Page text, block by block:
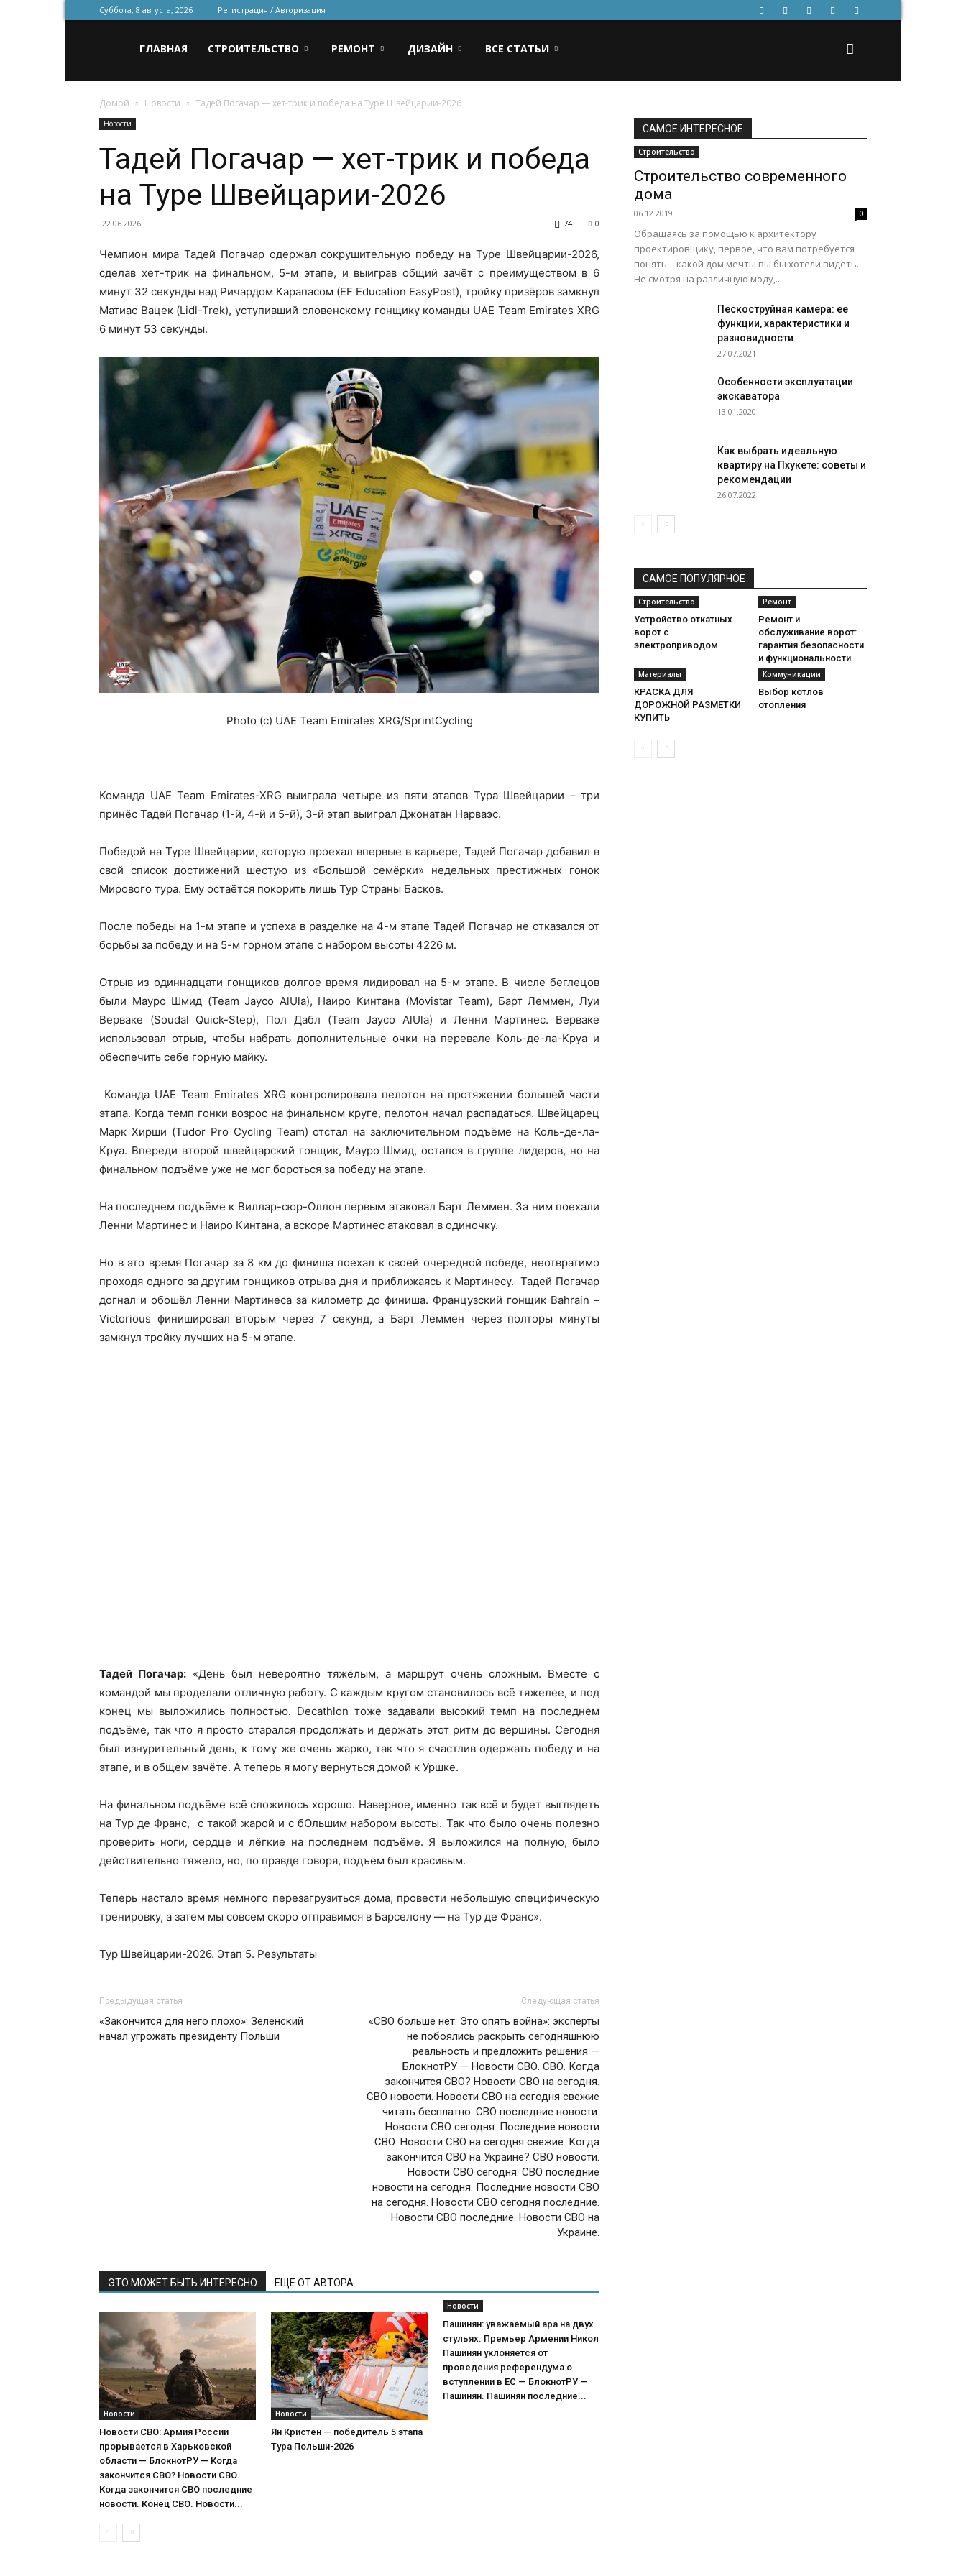
Суббота, 8 августа, 2026 Регистрация / Авторизация
для
строительства
и
ремонта
ГЛАВНАЯ СТРОИТЕЛЬСТВО РЕМОНТ ДИЗАЙН ВСЕ СТАТЬИ
Домой Новости Тадей Погачар — хет-трик и победа на Туре Швейцарии-2026
Новости
Тадей Погачар — хет-трик и победа
на Туре Швейцарии-2026
22.06.2026 0
74
Чемпион мира Тадей Погачар одержал сокрушительную победу на Туре Швейцарии-2026,
сделав хет-трик на финальном, 5-м этапе, и выиграв общий зачёт с преимуществом в 6
минут 32 секунды над Ричардом Карапасом (EF Education EasyPost), тройку призёров замкнул
Матиас Вацек (Lidl-Trek), уступивший словенскому гонщику команды UAE Team Emirates XRG
6 минут 53 секунды.
Photo (c) UAE Team Emirates XRG/SprintCycling
Команда UAE Team Emirates-XRG выиграла четыре из пяти этапов Тура Швейцарии – три
принёс Тадей Погачар (1-й, 4-й и 5-й), 3-й этап выиграл Джонатан Нарваэс.
Победой на Туре Швейцарии, которую проехал впервые в карьере, Тадей Погачар добавил в
свой список достижений шестую из «Большой семёрки» недельных престижных гонок
Мирового тура. Ему остаётся покорить лишь Тур Страны Басков.
После победы на 1-м этапе и успеха в разделке на 4-м этапе Тадей Погачар не отказался от
борьбы за победу и на 5-м горном этапе с набором высоты 4226 м.
Отрыв из одиннадцати гонщиков долгое время лидировал на 5-м этапе. В числе беглецов
были Мауро Шмид (Team Jayco AlUla), Наиро Кинтана (Movistar Team), Барт Леммен, Луи
Верваке (Soudal Quick-Step), Пол Дабл (Team Jayco AlUla) и Ленни Мартинес. Верваке
использовал отрыв, чтобы набрать дополнительные очки на перевале Коль-де-ла-Круа и
обеспечить себе горную майку.
Команда UAE Team Emirates XRG контролировала пелотон на протяжении большей части
этапа. Когда темп гонки возрос на финальном круге, пелотон начал распадаться. Швейцарец
Марк Хирши (Tudor Pro Cycling Team) отстал на заключительном подъёме на Коль-де-ла-
Круа. Впереди второй швейцарский гонщик, Мауро Шмид, остался в группе лидеров, но на
финальном подъёме уже не мог бороться за победу на этапе.
На последнем подъёме к Виллар-сюр-Оллон первым атаковал Барт Леммен. За ним поехали
Ленни Мартинес и Наиро Кинтана, а вскоре Мартинес атаковал в одиночку.
Но в это время Погачар за 8 км до финиша поехал к своей очередной победе, неотвратимо
проходя одного за другим гонщиков отрыва дня и приближаясь к Мартинесу. Тадей Погачар
догнал и обошёл Ленни Мартинеса за километр до финиша. Французский гонщик Bahrain –
Victorious финишировал вторым через 7 секунд, а Барт Леммен через полторы минуты
замкнул тройку лучших на 5-м этапе.
Тадей Погачар: «День был невероятно тяжёлым, а маршрут очень сложным. Вместе с
командой мы проделали отличную работу. С каждым кругом становилось всё тяжелее, и под
конец мы выложились полностью. Decathlon тоже задавали высокий темп на последнем
подъёме, так что я просто старался продолжать и держать этот ритм до вершины. Сегодня
был изнурительный день, к тому же очень жарко, так что я счастлив одержать победу и на
этапе, и в общем зачёте. А теперь я могу вернуться домой к Уршке.
На финальном подъёме всё сложилось хорошо. Наверное, именно так всё и будет выглядеть
на Тур де Франс, с такой жарой и с бОльшим набором высоты. Так что было очень полезно
проверить ноги, сердце и лёгкие на последнем подъёме. Я выложился на полную, было
действительно тяжело, но, по правде говоря, подъём был красивым.
Теперь настало время немного перезагрузиться дома, провести небольшую специфическую
тренировку, а затем мы совсем скоро отправимся в Барселону — на Тур де Франс».
Тур Швейцарии-2026. Этап 5. Результаты
Предыдущая статья
«Закончится для него плохо»: Зеленский
начал угрожать президенту Польши
Следующая статья
«СВО больше нет. Это опять война»: эксперты
не побоялись раскрыть сегодняшнюю
реальность и предложить решения —
БлокнотРУ — Новости СВО. СВО. Когда
закончится СВО? Новости СВО на сегодня.
СВО новости. Новости СВО на сегодня свежие
читать бесплатно. СВО последние новости.
Новости СВО сегодня. Последние новости
СВО. Новости СВО на сегодня свежие. Когда
закончится СВО на Украине? СВО новости.
Новости СВО сегодня. СВО последние
новости на сегодня. Последние новости СВО
на сегодня. Новости СВО сегодня последние.
Новости СВО последние. Новости СВО на
Украине.
ЭТО МОЖЕТ БЫТЬ ИНТЕРЕСНО ЕЩЕ ОТ АВТОРА
Новости
Новости СВО: Армия России
прорывается в Харьковской
области — БлокнотРУ — Когда
закончится СВО? Новости СВО.
Когда закончится СВО последние
новости. Конец СВО. Новости...
Новости
Ян Кристен — победитель 5 этапа
Тура Польши-2026
Новости
Пашинян: уважаемый ара на двух
стульях. Премьер Армении Никол
Пашинян уклоняется от
проведения референдума о
вступлении в ЕС — БлокнотРУ —
Пашинян. Пашинян последние...
САМОЕ ИНТЕРЕСНОЕ
Строительство
Строительство современного
дома
06.12.2019 0
Обращаясь за помощью к архитектору
проектировщику, первое, что вам потребуется
понять – какой дом мечты вы бы хотели видеть.
Не смотря на различную моду,...
Пескоструйная камера: ее
функции, характеристики и
разновидности
27.07.2021
Особенности эксплуатации
экскаватора
13.01.2020
Как выбрать идеальную
квартиру на Пхукете: советы и
рекомендации
26.07.2022
САМОЕ ПОПУЛЯРНОЕ
Строительство
Устройство откатных
ворот с
электроприводом
Ремонт
Ремонт и
обслуживание ворот:
гарантия безопасности
и функциональности
Материалы
КРАСКА ДЛЯ
ДОРОЖНОЙ РАЗМЕТКИ
КУПИТЬ
Коммуникации
Выбор котлов
отопления